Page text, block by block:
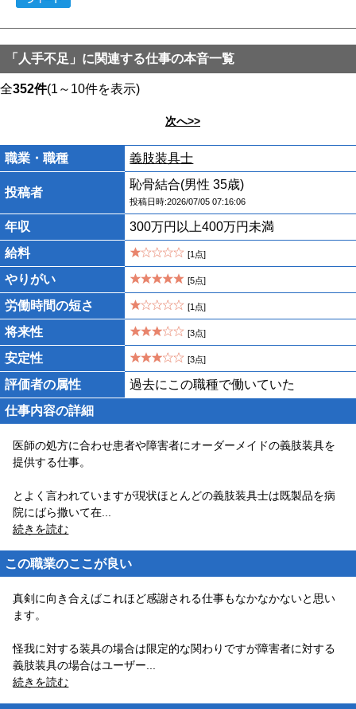
「人手不足」に関連する仕事の本音一覧
全352件(1～10件を表示)
次へ>>
職業・職種 義肢装具士
投稿者
恥骨結合(男性 35歳)
投稿日時:2026/07/05 07:16:06
年収
300万円以上400万円未満
給料
[1点]
やりがい [5点]
労働時間の短さ [1点]
将来性 [3点]
安定性 [3点]
評価者の属性
過去にこの職種で働いていた
仕事内容の詳細
医師の処方に合わせ患者や障害者にオーダーメイドの義肢装具を
提供する仕事。
とよく言われていますが現状ほとんどの義肢装具士は既製品を病
院にばら撒いて在...
続きを読む
この職業のここが良い
真剣に向き合えばこれほど感謝される仕事もなかなかないと思い
ます。
怪我に対する装具の場合は限定的な関わりですが障害者に対する
義肢装具の場合はユーザー...
続きを読む